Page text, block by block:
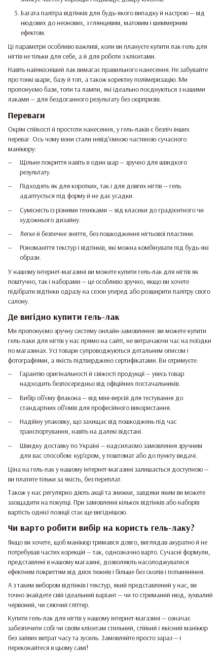
Багата палітра відтінків для будь-якого випадку й настрою — від
нюдових до неонових, з глянцевим, матовим і шиммерним
ефектом.
Ці параметри особливо важливі, коли ви плануєте купити лак-гель для
нігтів не тільки для себе, а й для роботи з клієнтами.
Навіть найякісніший лак вимагає правильного нанесення. Не забувайте
про тонкі шари, базу й топ, а також коректну полімеризацію. Ми
пропонуємо бази, топи та лампи, які ідеально поєднуються з нашими
лаками — для бездоганного результату без сюрпризів.
Переваги
Окрім стійкості й простоти нанесення, у гель-лаків є безліч інших
переваг. Ось чому вони стали невід’ємною частиною сучасного
манікюру:
Щільне покриття навіть в один шар — зручно для швидкого
результату.
Підходять як для коротких, так і для довгих нігтів — гель
адаптується під форму й не дає усадки.
Сумісність із різними техніками — від класики до градієнтного чи
художнього дизайну.
Легке й безпечне зняття, без пошкодження нігтьової пластини.
Різноманіття текстур і відтінків, які можна комбінувати під будь-які
образи.
У нашому інтернет-магазині ви можете купити гель-лак для нігтів як
поштучно, так і наборами — це особливо зручно, якщо ви хочете
підібрати відтінки одразу на сезон уперед або розширити палітру свого
салону.
Де вигідно купити гель-лак
Ми пропонуємо зручну систему онлайн-замовлення: ви можете купити
гель-лаки для нігтів у нас прямо на сайті, не витрачаючи час на поїздки
по магазинах. Усі товари супроводжуються детальним описом і
фотографіями, а якість підтверджено сертифікатами. Ви отримуєте:
Гарантію оригінальності й свіжості продукції — увесь товар
надходить безпосередньо від офіційних постачальників.
Вибір об’єму флакона — від міні-версій для тестування до
стандартних об’ємів для професійного використання.
Надійну упаковку, що захищає від пошкоджень під час
транспортування, навіть на далекі відстані.
Швидку доставку по Україні — надсилаємо замовлення зручним
для вас способом: кур’єром, у поштомат або до пункту видачі.
Ціна на гель-лак у нашому інтернет-магазині залишається доступною —
ви платите тільки за якість, без переплат.
Також у нас регулярно діють акції та знижки, завдяки яким ви можете
заощадити на покупці. При замовленні кількох відтінків або наборів
вартість однієї позиції стає ще вигіднішою.
Чи варто робити вибір на користь гель-лаку?
Якщо ви хочете, щоб манікюр тримався довго, виглядав акуратно й не
потребував частих корекцій — так, однозначно варто. Сучасні формули,
представлені в нашому магазині, дозволяють насолоджуватися
ефектним покриттям від двох тижнів і більше без сколів і потьмяніння.
А з таким вибором відтінків і текстур, який представлений у нас, ви
точно знайдете свій ідеальний варіант — чи то стриманий нюд, зухвалий
червоний, чи сяючий гліттер.
Купити гель-лак для нігтів у нашому інтернет-магазині — означає
забезпечити собі чи своїм клієнтам стильний, стійкий і якісний манікюр
без зайвих витрат часу та зусиль. Замовляйте просто зараз — і
переконайтеся в цьому самі!